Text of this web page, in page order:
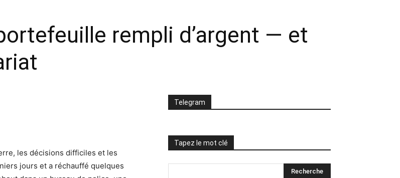
rempli d’argent — et
les décisions difficiles et les
jours et a réchauffé quelques
Telegram
Tapez le mot clé